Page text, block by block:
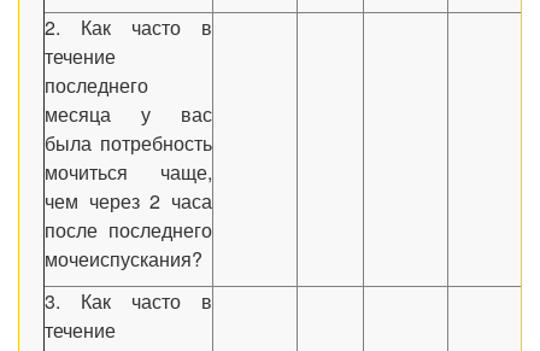
2. Как часто в
течение
последнего
месяца у вас
была потребность
мочиться чаще,
чем через 2 часа
после последнего
мочеиспускания?
3. Как часто в
течение